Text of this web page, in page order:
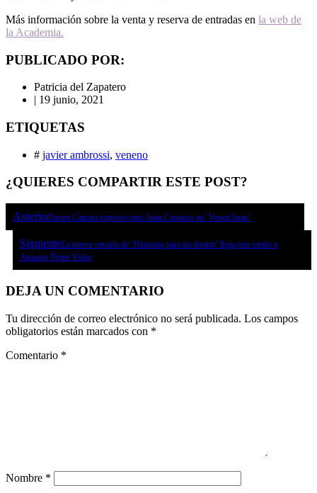
Más información sobre la venta y reserva de entradas en la web de
la Academia.
PUBLICADO POR:
Patricia del Zapatero
| 19 junio, 2021
ETIQUETAS
# javier ambrossi, veneno
¿QUIERES COMPARTIR ESTE POST?
AnteriorJavier Cámara regresa como Juan Carrasco en ‘Venga Juan’
SiguienteLa nueva versión de ‘Historias para no dormir’ llega este otoño a
Amazon Prime Video
DEJA UN COMENTARIO
Tu dirección de correo electrónico no será publicada. Los campos
obligatorios están marcados con *
Comentario *
Nombre *